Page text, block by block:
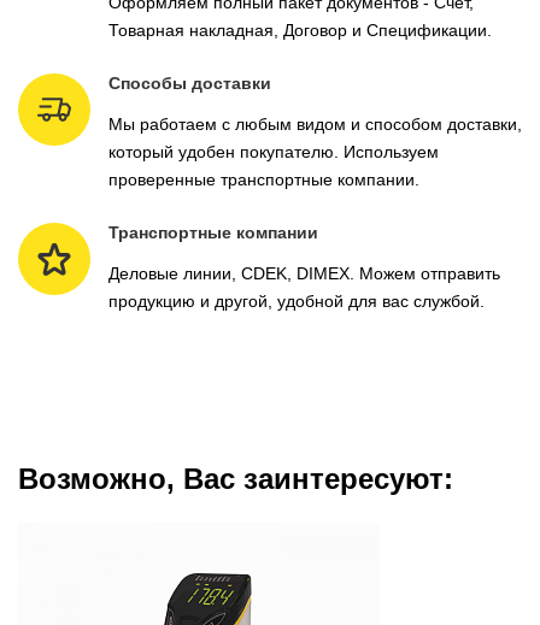
Товарная накладная, Договор и Спецификации.
Способы доставки
Мы работаем с любым видом и способом доставки,
который удобен покупателю. Используем
проверенные транспортные компании.
Транспортные компании
Деловые линии, CDEK, DIMEX. Можем отправить
продукцию и другой, удобной для вас службой.
Возможно, Вас заинтересуют: